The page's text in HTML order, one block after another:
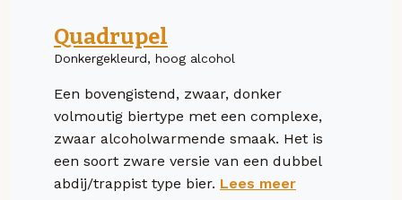
Quadrupel
Donkergekleurd, hoog alcohol
Een bovengistend, zwaar, donker
volmoutig biertype met een complexe,
zwaar alcoholwarmende smaak. Het is
een soort zware versie van een dubbel
abdij/trappist type bier. Lees meer